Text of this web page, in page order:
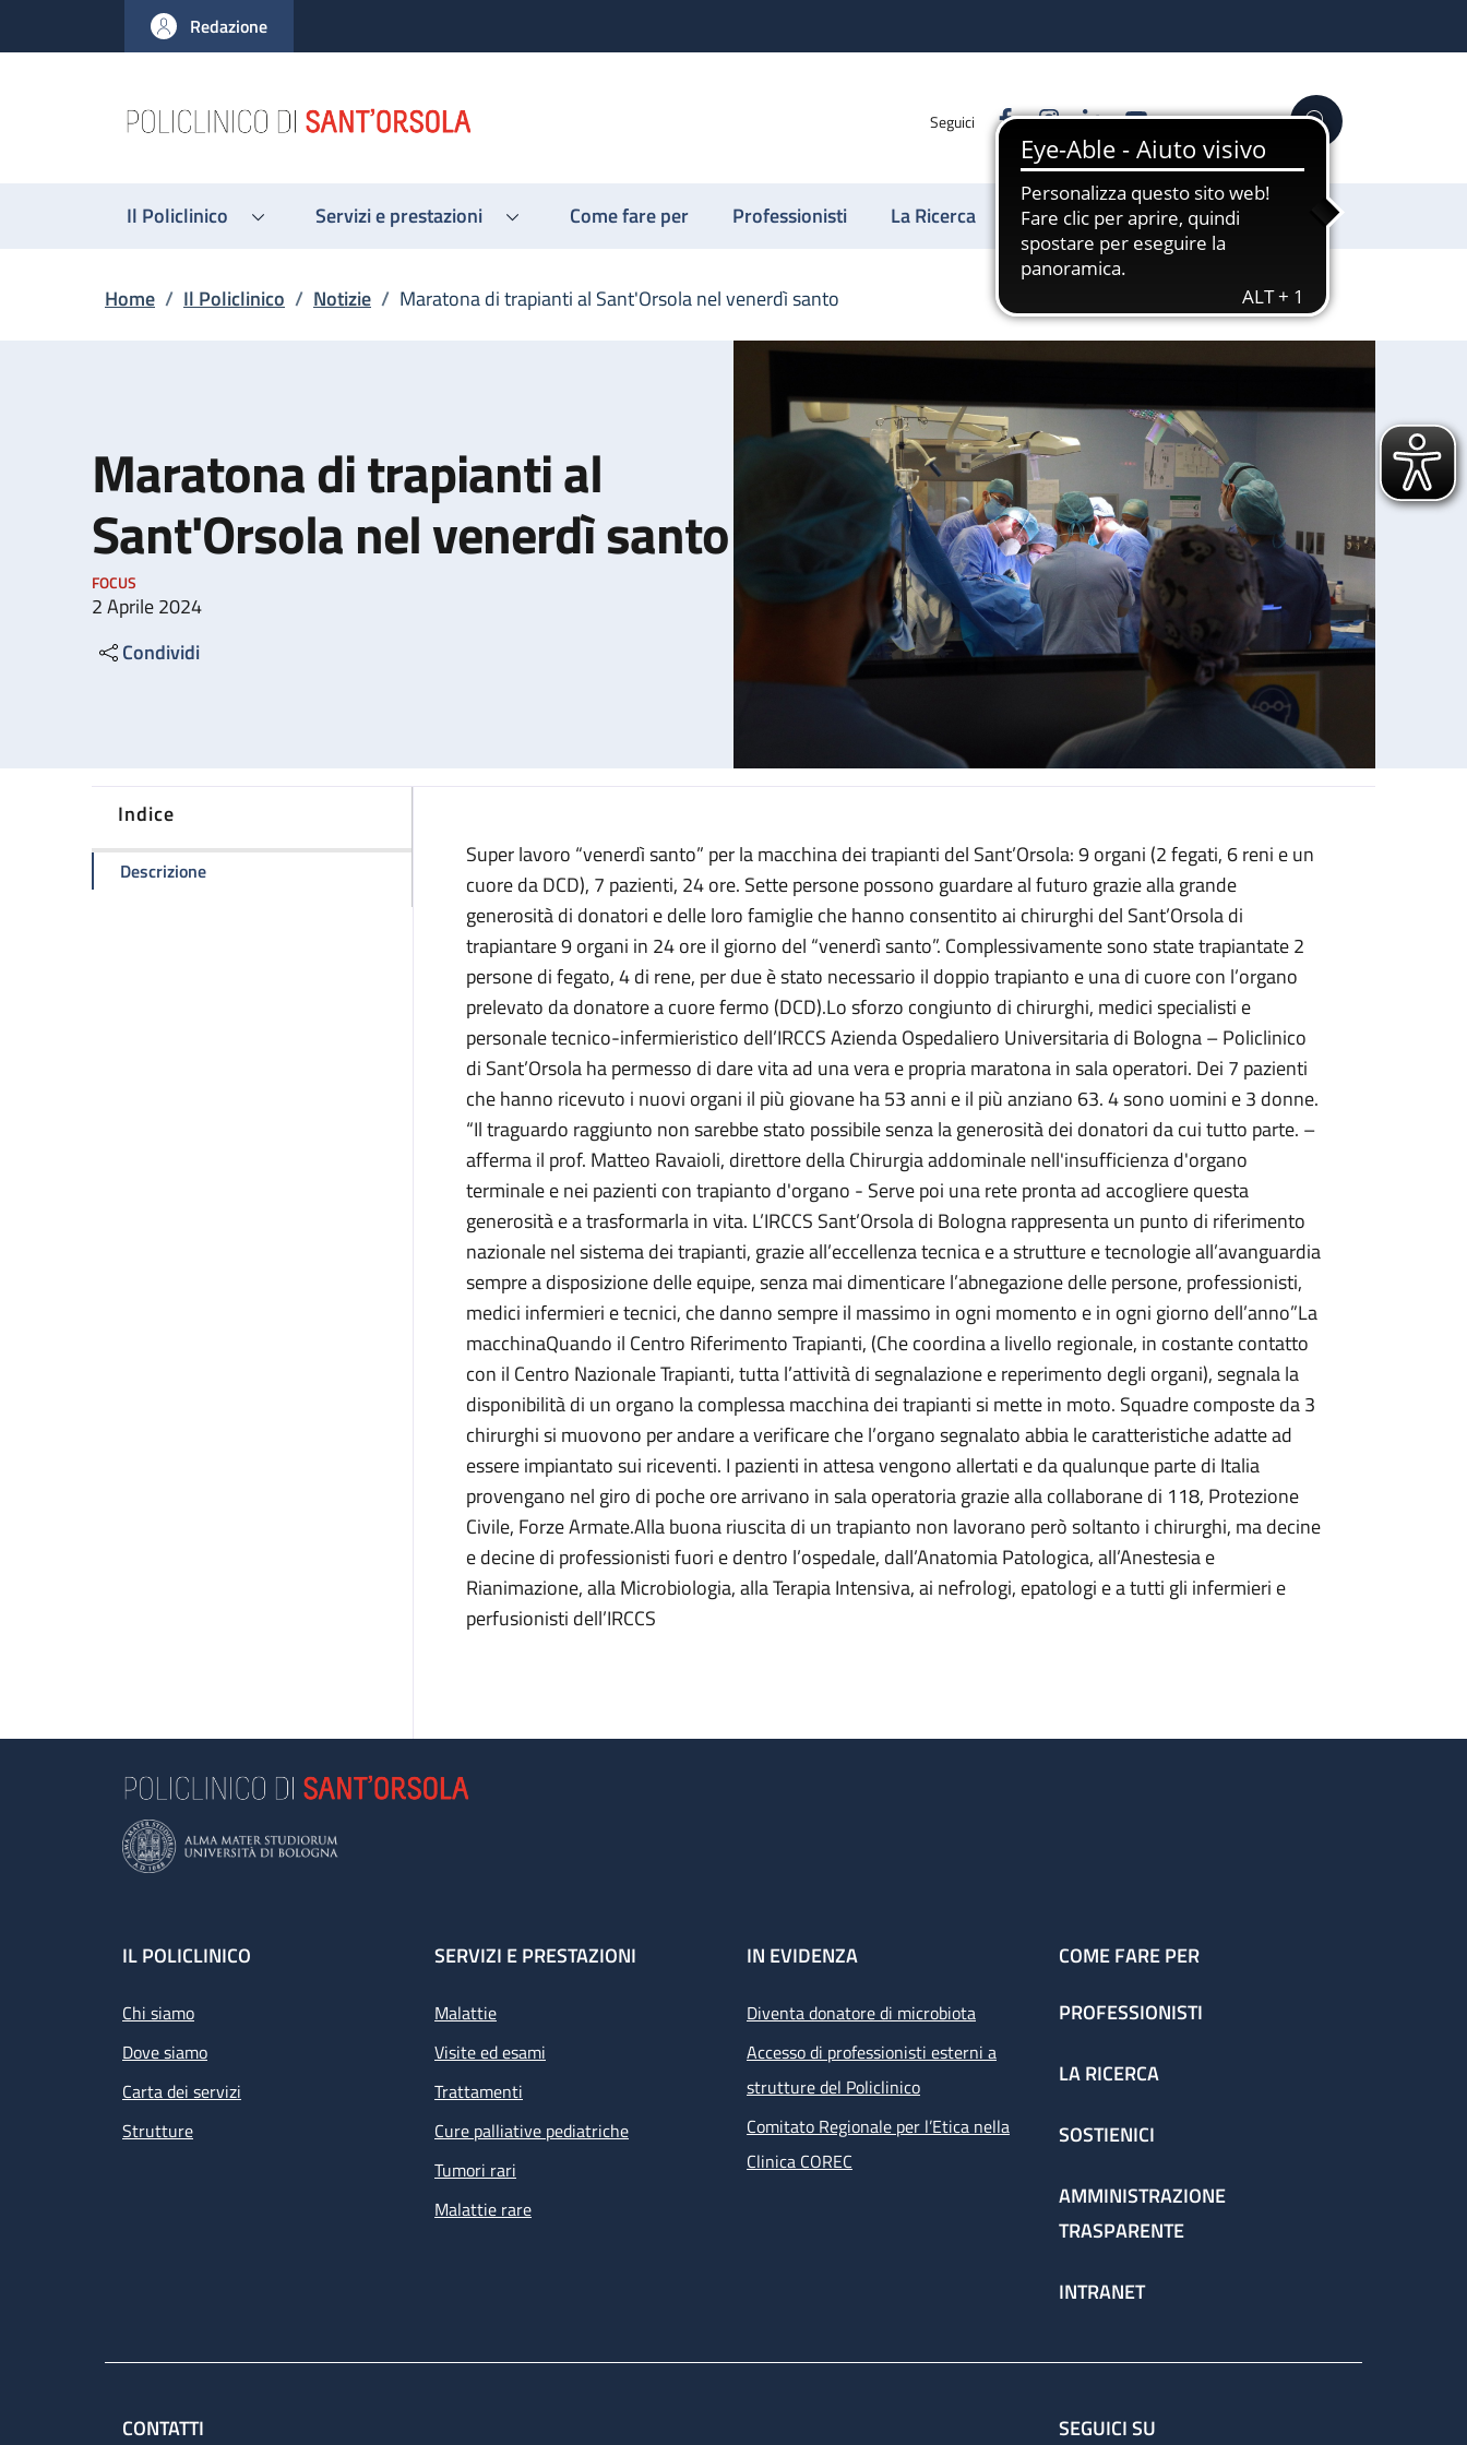
al contenuto principale
to footer content
Redazione
Seguici FacebookInstagram
LinkedinYouTube Cerca
Il Policlinico Servizi e prestazioni Come fare per Professionisti La Ricerca Sostienici
Briciole di pane
Home / Il Policlinico / Notizie / Maratona di trapianti al Sant'Orsola nel venerdì santo
Maratona di trapianti al
Sant'Orsola nel venerdì santo
FOCUS
2 Aprile 2024
Condividi
Indice
Descrizionedella pagina Maratona di trapianti al Sant'Orsola nel venerdì santo
Super lavoro “venerdì santo” per la macchina dei trapianti del Sant’Orsola: 9 organi (2 fegati, 6 reni e un
cuore da DCD), 7 pazienti, 24 ore. Sette persone possono guardare al futuro grazie alla grande
generosità di donatori e delle loro famiglie che hanno consentito ai chirurghi del Sant’Orsola di
trapiantare 9 organi in 24 ore il giorno del “venerdì santo”. Complessivamente sono state trapiantate 2
persone di fegato, 4 di rene, per due è stato necessario il doppio trapianto e una di cuore con l’organo
prelevato da donatore a cuore fermo (DCD).Lo sforzo congiunto di chirurghi, medici specialisti e
personale tecnico-infermieristico dell’IRCCS Azienda Ospedaliero Universitaria di Bologna – Policlinico
di Sant’Orsola ha permesso di dare vita ad una vera e propria maratona in sala operatori. Dei 7 pazienti
che hanno ricevuto i nuovi organi il più giovane ha 53 anni e il più anziano 63. 4 sono uomini e 3 donne.
“Il traguardo raggiunto non sarebbe stato possibile senza la generosità dei donatori da cui tutto parte. –
afferma il prof. Matteo Ravaioli, direttore della Chirurgia addominale nell'insufficienza d'organo
terminale e nei pazienti con trapianto d'organo - Serve poi una rete pronta ad accogliere questa
generosità e a trasformarla in vita. L’IRCCS Sant’Orsola di Bologna rappresenta un punto di riferimento
nazionale nel sistema dei trapianti, grazie all’eccellenza tecnica e a strutture e tecnologie all’avanguardia
sempre a disposizione delle equipe, senza mai dimenticare l’abnegazione delle persone, professionisti,
medici infermieri e tecnici, che danno sempre il massimo in ogni momento e in ogni giorno dell’anno”La
macchinaQuando il Centro Riferimento Trapianti, (Che coordina a livello regionale, in costante contatto
con il Centro Nazionale Trapianti, tutta l’attività di segnalazione e reperimento degli organi), segnala la
disponibilità di un organo la complessa macchina dei trapianti si mette in moto. Squadre composte da 3
chirurghi si muovono per andare a verificare che l’organo segnalato abbia le caratteristiche adatte ad
essere impiantato sui riceventi. I pazienti in attesa vengono allertati e da qualunque parte di Italia
provengano nel giro di poche ore arrivano in sala operatoria grazie alla collaborane di 118, Protezione
Civile, Forze Armate.Alla buona riuscita di un trapianto non lavorano però soltanto i chirurghi, ma decine
e decine di professionisti fuori e dentro l’ospedale, dall’Anatomia Patologica, all’Anestesia e
Rianimazione, alla Microbiologia, alla Terapia Intensiva, ai nefrologi, epatologi e a tutti gli infermieri e
perfusionisti dell’IRCCS
Footer
IL POLICLINICO
Chi siamo
Dove siamo
Carta dei servizi
Strutture
SERVIZI E PRESTAZIONI
Malattie
Visite ed esami
Trattamenti
Cure palliative pediatriche
Tumori rari
Malattie rare
IN EVIDENZA
Diventa donatore di microbiota
Accesso di professionisti esterni a
strutture del Policlinico
Comitato Regionale per l’Etica nella
Clinica COREC
COME FARE PER
PROFESSIONISTI
LA RICERCA
SOSTIENICI
AMMINISTRAZIONE
TRASPARENTE
INTRANET
CONTATTI SEGUICI SU